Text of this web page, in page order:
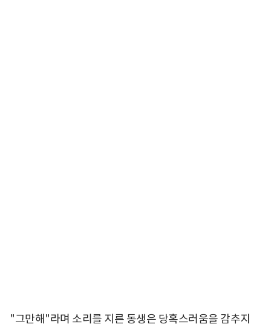
"그만해"라며 소리를 지른 동생은 당혹스러움을 감추지